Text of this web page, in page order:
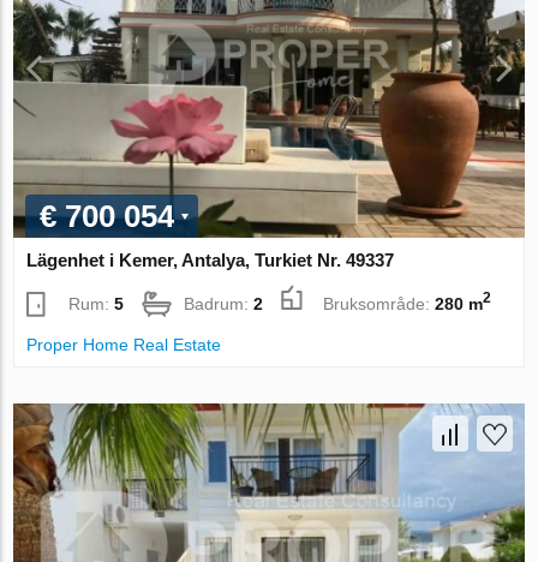
€ 700 054
Lägenhet i Kemer, Antalya, Turkiet Nr. 49337
Rum:5 Badrum:2 Bruksområde:280 m2
Proper Home Real Estate